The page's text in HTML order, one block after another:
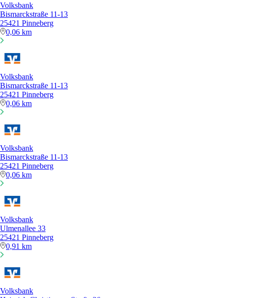
Volksbank
Bismarckstraße 11-13
25421 Pinneberg
0,06 km
Volksbank
Bismarckstraße 11-13
25421 Pinneberg
0,06 km
Volksbank
Bismarckstraße 11-13
25421 Pinneberg
0,06 km
Volksbank
Ulmenallee 33
25421 Pinneberg
0,91 km
Volksbank